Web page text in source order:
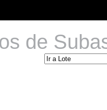
de